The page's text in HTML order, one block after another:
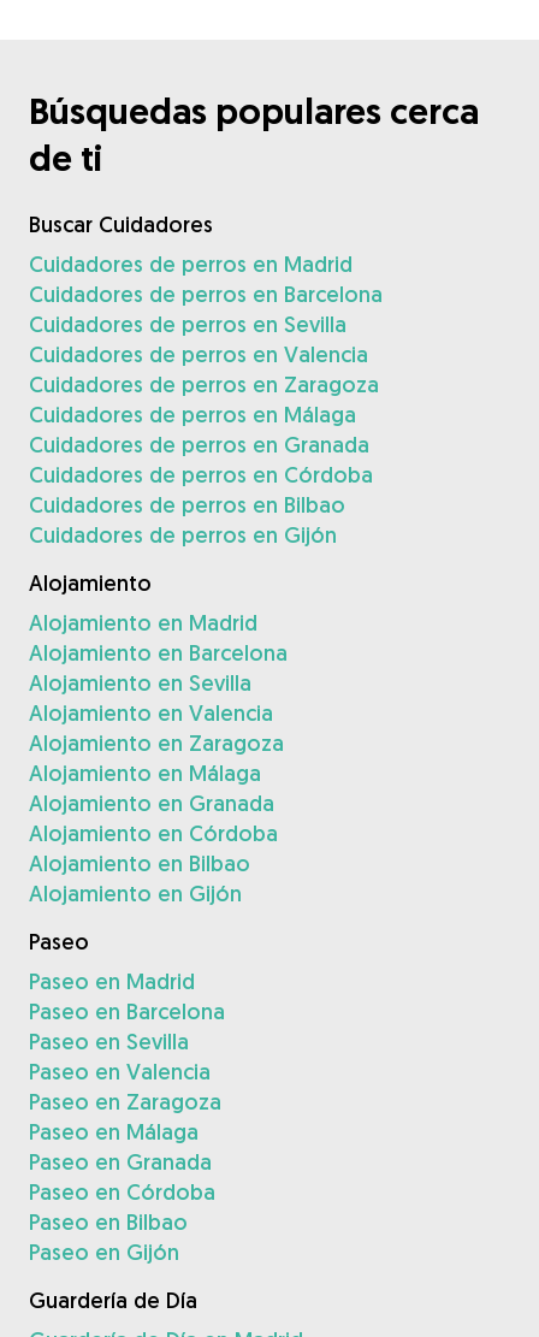
Búsquedas populares cerca
de ti
Buscar Cuidadores
Cuidadores de perros en Madrid
Cuidadores de perros en Barcelona
Cuidadores de perros en Sevilla
Cuidadores de perros en Valencia
Cuidadores de perros en Zaragoza
Cuidadores de perros en Málaga
Cuidadores de perros en Granada
Cuidadores de perros en Córdoba
Cuidadores de perros en Bilbao
Cuidadores de perros en Gijón
Alojamiento
Alojamiento en Madrid
Alojamiento en Barcelona
Alojamiento en Sevilla
Alojamiento en Valencia
Alojamiento en Zaragoza
Alojamiento en Málaga
Alojamiento en Granada
Alojamiento en Córdoba
Alojamiento en Bilbao
Alojamiento en Gijón
Paseo
Paseo en Madrid
Paseo en Barcelona
Paseo en Sevilla
Paseo en Valencia
Paseo en Zaragoza
Paseo en Málaga
Paseo en Granada
Paseo en Córdoba
Paseo en Bilbao
Paseo en Gijón
Guardería de Día